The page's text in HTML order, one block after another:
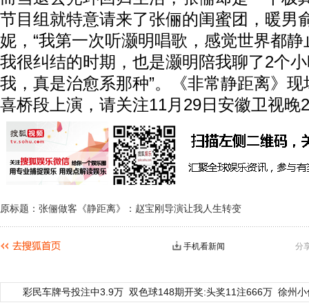
节目组就特意请来了张俪的闺蜜团，暖男
妮，“我第一次听灏明唱歌，感觉世界都
我很纠结的时期，也是灏明陪我聊了2个
我，真是治愈系那种”。《非常静距离》
喜桥段上演，请关注11月29日安徽卫视晚
原标题：张俪做客《静距离》：赵宝刚导演让我人生转变
分
手机看新闻
彩民车牌号投注中3.9万 双色球148期开奖:头奖11注666万 徐州